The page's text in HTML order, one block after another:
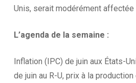
Unis, serait modérément
L’agenda de la semaine :
Inflation (IPC) de juin aux États-
de juin au R-U, prix à la